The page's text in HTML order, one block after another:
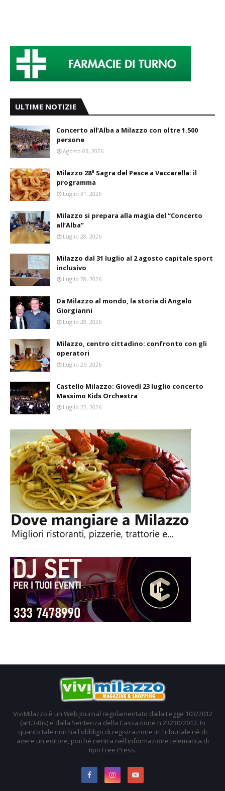
ULTIME NOTIZIE
Concerto all’Alba a Milazzo con oltre 1.500
persone
Agosto 03, 2026
Milazzo 28ª Sagra del Pesce a Vaccarella: il
programma
Luglio 31, 2026
Milazzo si prepara alla magia del “Concerto
all’Alba”
Luglio 28, 2026
Milazzo dal 31 luglio al 2 agosto capitale sport
inclusivo
Luglio 28, 2026
Da Milazzo al mondo, la storia di Angelo
Giorgianni
Luglio 28, 2026
Milazzo, centro cittadino: confronto con gli
operatori
Luglio 25, 2026
Castello Milazzo: Giovedì 23 luglio concerto
Massimo Kids Orchestra
Luglio 22, 2026
ViviMilazzo è un Web Journal regolamentato dalla Legge 103/2012
(art.3-Bis) e dalla Sentenza della Cassazione n.23230/2012. In
quanto tale non ha l'obbligo di registrazione in Tribunale nè di
avere un editore, poiché rientra nell'informazione telematica di
tipo Free Press.